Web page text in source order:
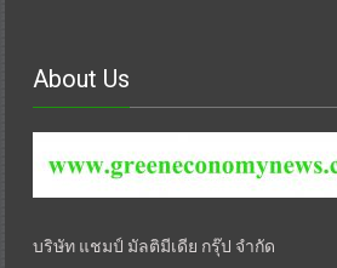
บริษัท แชมป์ มัลติมีเดีย กรุ๊ป จำกัด
67/416 หมู่บ้านพระปิ่น 3